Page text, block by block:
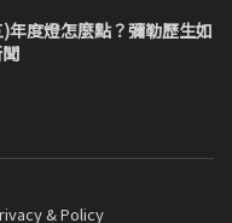
年度燈怎麼點？彌勒歷生如
& Policy